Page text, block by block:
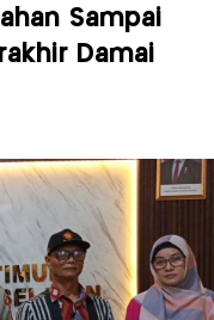
Sampai
Damai